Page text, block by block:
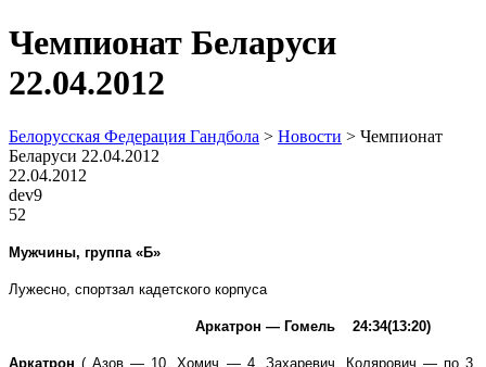
Чемпионат Беларуси
22.04.2012
Белорусская Федерация Гандбола > Новости > Чемпионат
Беларуси 22.04.2012
22.04.2012
dev9
52
Мужчины, группа «Б»
Лужесно, спортзал кадетского корпуса
Аркатрон — Гомель 24:34(13:20)
Аркатрон ( Азов — 10, Хомич — 4, Захаревич, Колярович — по 3,